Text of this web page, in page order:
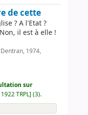
de cette
? A l'Etat ?
il est à elle !
1974,
sur
TRPL] (3).